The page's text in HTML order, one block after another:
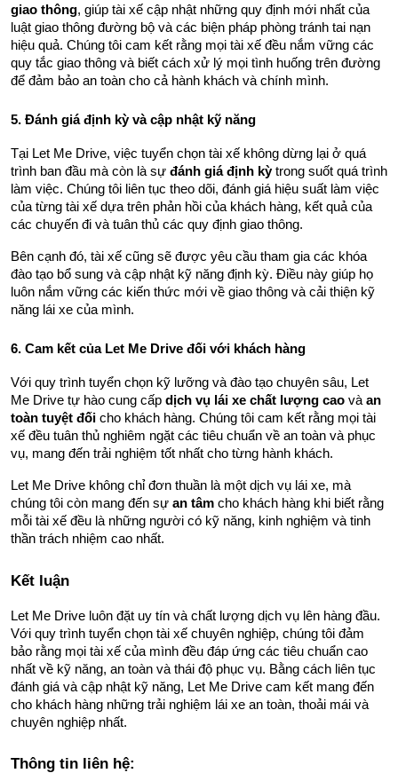
giao thông, giúp tài xế cập nhật những quy định mới nhất của
luật giao thông đường bộ và các biện pháp phòng tránh tai nạn
hiệu quả. Chúng tôi cam kết rằng mọi tài xế đều nắm vững các
quy tắc giao thông và biết cách xử lý mọi tình huống trên đường
để đảm bảo an toàn cho cả hành khách và chính mình.
5. Đánh giá định kỳ và cập nhật kỹ năng
Tại Let Me Drive, việc tuyển chọn tài xế không dừng lại ở quá
trình ban đầu mà còn là sự đánh giá định kỳ trong suốt quá trình
làm việc. Chúng tôi liên tục theo dõi, đánh giá hiệu suất làm việc
của từng tài xế dựa trên phản hồi của khách hàng, kết quả của
các chuyến đi và tuân thủ các quy định giao thông.
Bên cạnh đó, tài xế cũng sẽ được yêu cầu tham gia các khóa
đào tạo bổ sung và cập nhật kỹ năng định kỳ. Điều này giúp họ
luôn nắm vững các kiến thức mới về giao thông và cải thiện kỹ
năng lái xe của mình.
6. Cam kết của Let Me Drive đối với khách hàng
Với quy trình tuyển chọn kỹ lưỡng và đào tạo chuyên sâu, Let
Me Drive tự hào cung cấp dịch vụ lái xe chất lượng cao và an
toàn tuyệt đối cho khách hàng. Chúng tôi cam kết rằng mọi tài
xế đều tuân thủ nghiêm ngặt các tiêu chuẩn về an toàn và phục
vụ, mang đến trải nghiệm tốt nhất cho từng hành khách.
Let Me Drive không chỉ đơn thuần là một dịch vụ lái xe, mà
chúng tôi còn mang đến sự an tâm cho khách hàng khi biết rằng
mỗi tài xế đều là những người có kỹ năng, kinh nghiệm và tinh
thần trách nhiệm cao nhất.
Kết luận
Let Me Drive luôn đặt uy tín và chất lượng dịch vụ lên hàng đầu.
Với quy trình tuyển chọn tài xế chuyên nghiệp, chúng tôi đảm
bảo rằng mọi tài xế của mình đều đáp ứng các tiêu chuẩn cao
nhất về kỹ năng, an toàn và thái độ phục vụ. Bằng cách liên tục
đánh giá và cập nhật kỹ năng, Let Me Drive cam kết mang đến
cho khách hàng những trải nghiệm lái xe an toàn, thoải mái và
chuyên nghiệp nhất.
Thông tin liên hệ: